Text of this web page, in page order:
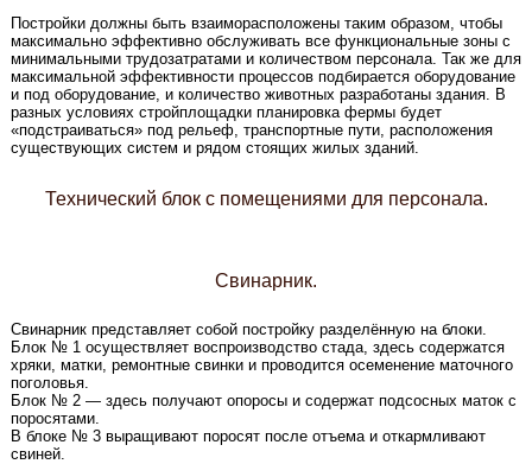
Постройки должны быть взаиморасположены таким образом, чтобы
максимально эффективно обслуживать все функциональные зоны с
минимальными трудозатратами и количеством персонала. Так же для
максимальной эффективности процессов подбирается оборудование
и под оборудование, и количество животных разработаны здания. В
разных условиях стройплощадки планировка фермы будет
«подстраиваться» под рельеф, транспортные пути, расположения
существующих систем и рядом стоящих жилых зданий.
Технический блок с помещениями для персонала.
Свинарник.
Свинарник представляет собой постройку разделённую на блоки.
Блок № 1 осуществляет воспроизводство стада, здесь содержатся
хряки, матки, ремонтные свинки и проводится осеменение маточного
поголовья.
Блок № 2 — здесь получают опоросы и содержат подсосных маток с
поросятами.
В блоке № 3 выращивают поросят после отъема и откармливают
свиней.